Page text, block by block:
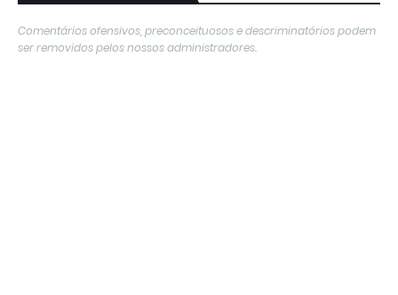
Comentários ofensivos, preconceituosos e descriminatórios podem
ser removidos pelos nossos administradores.